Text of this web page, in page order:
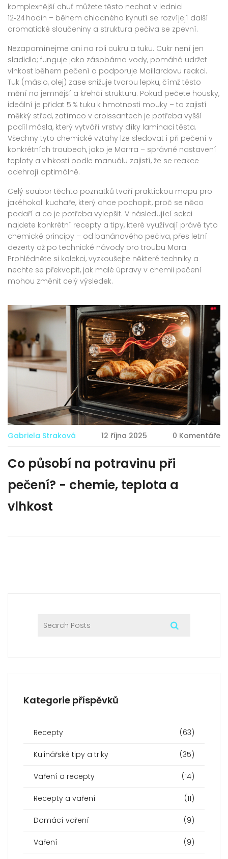
komplexnější chuť můžete těsto nechat v lednici
12‑24 hodin – během chladného kynutí se rozvíjejí další
aromatické sloučeniny a struktura pečiva se zpevní.
Nezapomínejme ani na roli cukru a tuku. Cukr není jen
sladidlo; funguje jako zásobárna vody, pomáhá udržet
vlhkost během pečení a podporuje Maillardovu reakci.
Tuk (máslo, olej) zase snižuje tvorbu lepku, čímž těsto
mění na jemnější a křehčí strukturu. Pokud pečete housky,
ideální je přidat 5 % tuku k hmotnosti mouky – to zajistí
měkký střed, zatímco v croissantech je potřeba vyšší
podíl másla, který vytváří vrstvy díky laminaci těsta.
Všechny tyto chemické vztahy lze sledovat i při pečení v
konkrétních troubech, jako je Morrra – správné nastavení
teploty a vlhkosti podle manuálu zajistí, že se reakce
odehrají optimálně.
Celý soubor těchto poznatků tvoří praktickou mapu pro
jakéhokoli kuchaře, který chce pochopit, proč se něco
podaří a co je potřeba vylepšit. V následující sekci
najdete konkrétní recepty a tipy, které využívají právě tyto
chemické principy – od banánového pečiva, přes letní
dezerty až po technické návody pro troubu Mora.
Prohlédněte si kolekci, vyzkoušejte některé techniky a
nechte se překvapit, jak malé úpravy v chemii pečení
mohou změnit celý výsledek.
Gabriela Straková 12 října 2025 0 Komentáře
Co působí na potravinu při
pečení? - chemie, teplota a
vlhkost
Kategorie příspěvků
Recepty (63)
Kulinářské tipy a triky (35)
Vaření a recepty (14)
Recepty a vaření (11)
Domácí vaření (9)
Vaření (9)